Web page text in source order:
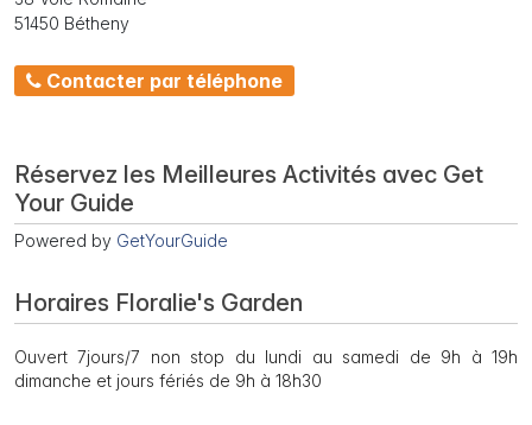
51450 Bétheny
Contacter par téléphone
Réservez les Meilleures Activités avec Get
Your Guide
Powered by GetYourGuide
Horaires Floralie's Garden
Ouvert 7jours/7 non stop du lundi au samedi de 9h à 19h
dimanche et jours fériés de 9h à 18h30